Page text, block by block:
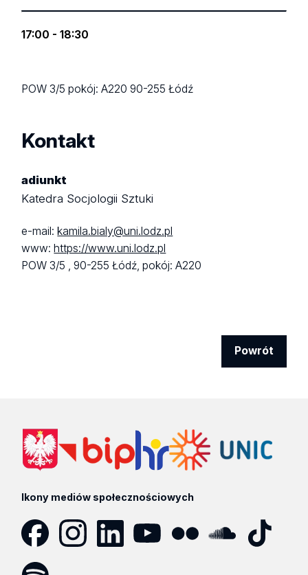
17:00 - 18:30
POW 3/5pokój: A22090-255 Łódź
Kontakt
adiunkt
Katedra Socjologii Sztuki
e-mail:kamila.bialy@uni.lodz.pl
www:https://www.uni.lodz.pl
POW 3/5 ,90-255 Łódź,pokój: A220
Powrót
Ikony mediów społecznościowych